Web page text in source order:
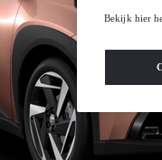
Bekijk hier